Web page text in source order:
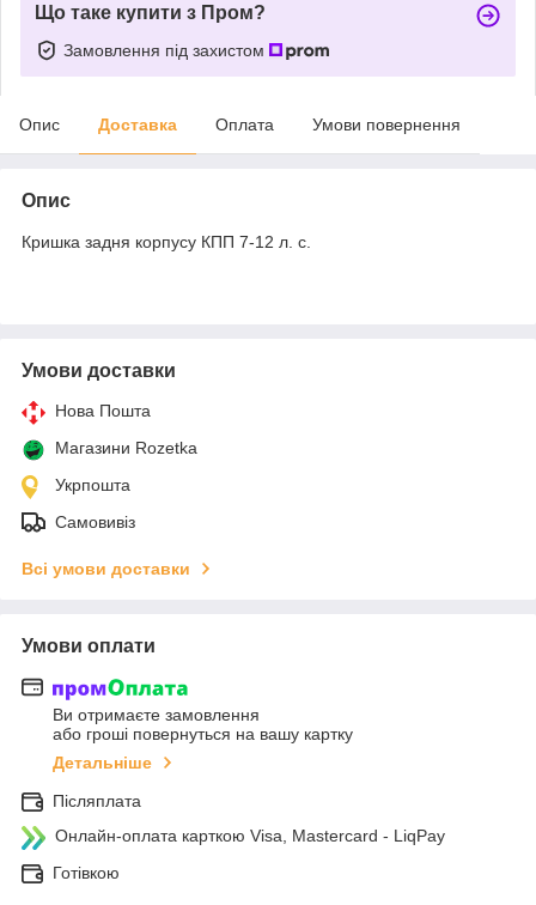
Що таке купити з Пром?
Замовлення під захистом
Опис Доставка Оплата Умови повернення
Опис
Кришка задня корпусу КПП 7-12 л. с.
Умови доставки
Нова Пошта
Магазини Rozetka
Укрпошта
Самовивіз
Всі умови доставки
Умови оплати
Ви отримаєте замовлення
або гроші повернуться на вашу картку
Детальніше
Післяплата
Онлайн-оплата карткою Visa, Mastercard - LiqPay
Готівкою